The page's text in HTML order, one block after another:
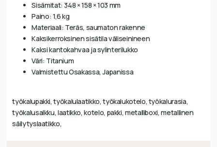
Sisämitat: 348 × 158 × 103 mm
Paino: 1,6 kg
Materiaali: Teräs, saumaton rakenne
Kaksikerroksinen sisätila väliseinineen
Kaksi kantokahvaa ja sylinterilukko
Väri: Titanium
Valmistettu Osakassa, Japanissa
työkalupakki, työkalulaatikko, työkalukotelo, työkalurasia,
työkalusalkku, laatikko, kotelo, pakki, metalliboxi, metallinen
säilytyslaatikko,